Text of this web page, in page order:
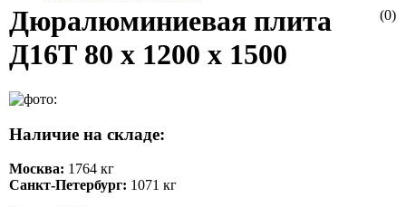
(0)
Дюралюминиевая плита
Д16Т 80 х 1200 х 1500
Наличие на складе:
Москва: 1764 кг
Санкт-Петербург: 1071 кг